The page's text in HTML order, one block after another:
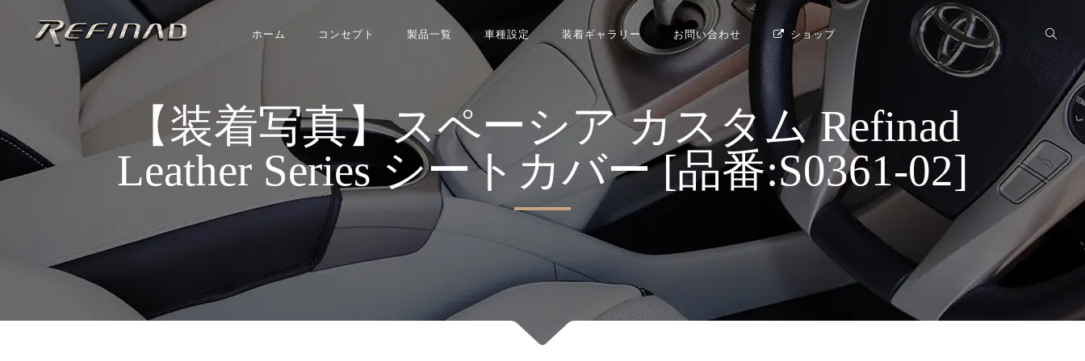
ホーム コンセプト 製品一覧 車種設定 装着ギャラリー お問い合わせ ショップ
【装着写真】スペーシア カスタム Refinad
Leather Series シートカバー [品番:S0361-02]